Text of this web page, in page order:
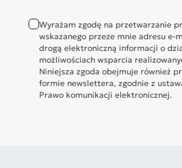
Wyrażam zgodę na przetwarzanie
wskazanego przeze mnie adresu e-
drogą elektroniczną informacji o
możliwościach wsparcia
Niniejsza zgoda obejmuje również
formie newslettera, zgodnie z
Prawo komunikacji elektronicznej.